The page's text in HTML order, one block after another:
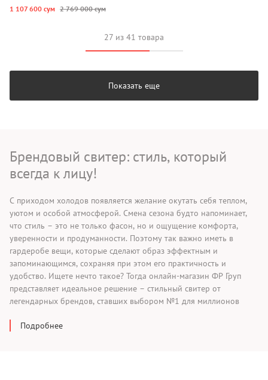
1 107 600 сум 2 769 000 сум
27 из 41 товара
Показать еще
Брендовый свитер: стиль, который
всегда к лицу!
С приходом холодов появляется желание окутать себя теплом,
уютом и особой атмосферой. Смена сезона будто напоминает,
что стиль – это не только фасон, но и ощущение комфорта,
уверенности и продуманности. Поэтому так важно иметь в
гардеробе вещи, которые сделают образ эффектным и
запоминающимся, сохраняя при этом его практичность и
удобство. Ищете нечто такое? Тогда онлайн-магазин ФР Груп
представляет идеальное решение – стильный свитер от
легендарных брендов, ставших выбором №1 для миллионов
Их фирменные изделия уж точно не оставят вас равнодушными!
Подробнее